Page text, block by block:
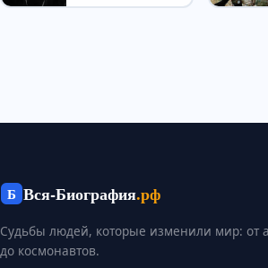
Б Вся-Биография.рф
Судьбы людей, которые изменили мир: от
до космонавтов.